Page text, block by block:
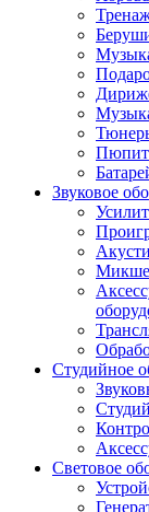
Звуковое
Студийное
Световое